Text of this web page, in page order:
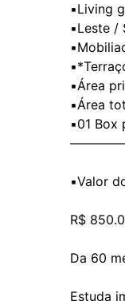
▪️Living
▪️Leste /
▪️Área
▪️Área
▪️01 Box
▪️Valor
R$
Da 60
Estuda